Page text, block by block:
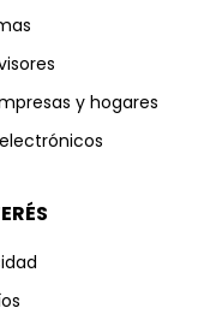
y hogares